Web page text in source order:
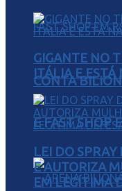
CONTA
E FAST SHOP
GIGANTE NO
ITÁLIA E
LEI DO
E AUTORIZA
EM LEGÍTIMA